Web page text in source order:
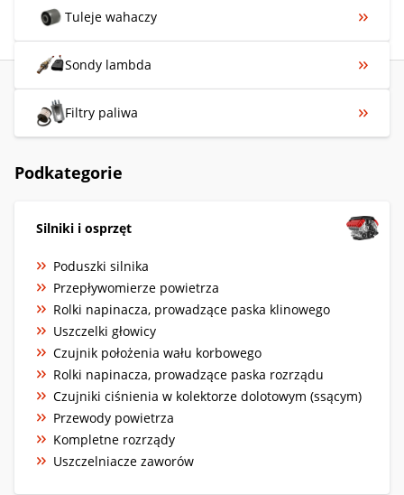
Tuleje wahaczy
Sondy lambda
Filtry paliwa
Podkategorie
Silniki i osprzęt
Poduszki silnika
Przepływomierze powietrza
Rolki napinacza, prowadzące paska klinowego
Uszczelki głowicy
Czujnik położenia wału korbowego
Rolki napinacza, prowadzące paska rozrządu
Czujniki ciśnienia w kolektorze dolotowym (ssącym)
Przewody powietrza
Kompletne rozrządy
Uszczelniacze zaworów